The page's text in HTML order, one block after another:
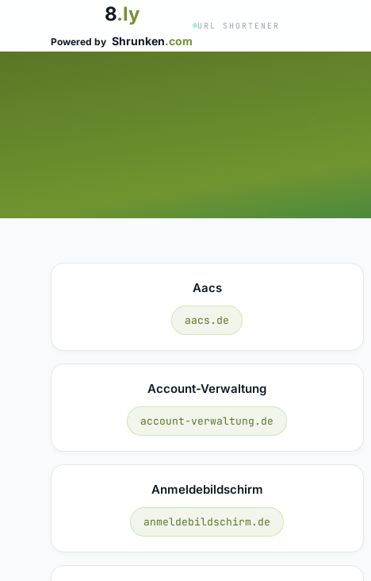
8.ly
Powered by Shrunken.com
URL SHORTENER
Aacs
aacs.de
Account-Verwaltung
account-verwaltung.de
Anmeldebildschirm
anmeldebildschirm.de